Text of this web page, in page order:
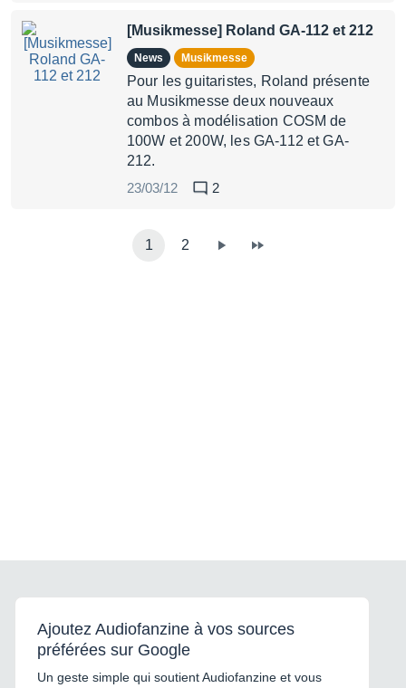
[Musikmesse] Roland GA-112 et 212
News Musikmesse
Pour les guitaristes, Roland présente
au Musikmesse deux nouveaux
combos à modélisation COSM de
100W et 200W, les GA-112 et GA-
212.
23/03/12
2
1 2
Ajoutez Audiofanzine à vos sources
préférées sur Google
Un geste simple qui soutient Audiofanzine et vous